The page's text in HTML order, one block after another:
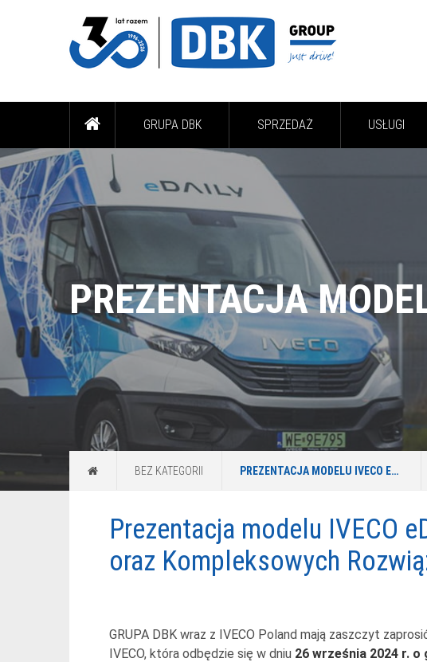
GRUPA DBK SPRZEDAŻ USŁUGI
PREZENTACJA
BEZ KATEGORII PREZENTACJA MODELU IVECO EDAILY
Prezentacja modelu IVECO
oraz Kompleksowych
GRUPA DBK wraz z IVECO Poland mają zaszczyt
IVECO, która odbędzie się w dniu 26 września 2024 r. o